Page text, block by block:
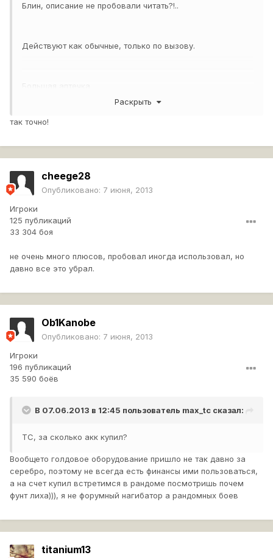
Блин, описание не пробовали читать?!..
Действуют как обычные, только по вызову.
Действие: Лечит всех выведенных из строя танкистов.
+15 % к защите экипажа от критических
Большой ремкомплект
Действие: Починка всех поврежденных модулей.
скорости ремонта модулей
вне зависимости от того, был ли использован расходник
или нет).
Раскрыть
так точно!
cheege28
Опубликовано: 7 июня, 2013
Игроки
125 публикаций
33 304 боя
не очень много плюсов, пробовал иногда использовал, но
давно все это убрал.
Ob1Kanobe
Опубликовано: 7 июня, 2013
Игроки
196 публикаций
35 590 боёв
В 07.06.2013 в 12:45 пользователь max_tc сказал:
ТС, за сколько акк купил?
Вообщето голдовое оборудование пришло не так давно за
серебро, поэтому не всегда есть финансы ими пользоваться,
а на счет купил встретимся в рандоме посмотришь почем
фунт лиха))), я не форумный нагибатор а рандомных боев
titanium13